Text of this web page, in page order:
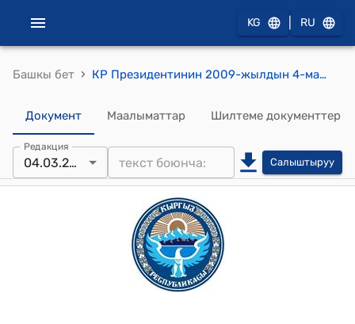
KG RU
Башкы бет › КР Президентинин 2009-жылдын 4-мартындагы ПЖ №148 "Е.В.Булдакова жөнүндө" жарлыгы
Документ Маалыматтар Шилтеме документтер
Редакция
04.03.2009 Салыштыруу